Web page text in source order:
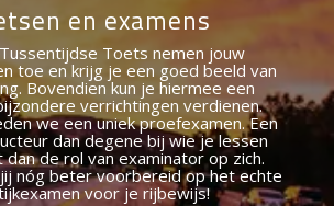
en examens
Toets nemen jouw
toe en krijg je een goed beeld van
Bovendien kun je hiermee een
verrichtingen verdienen.
we een uniek proefexamen. Een
dan degene bij wie je lessen
de rol van examinator op zich.
nóg beter voorbereid op het echte
voor je rijbewijs!